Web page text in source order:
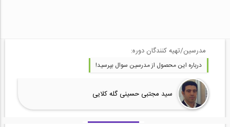
مدرسین/تهیه کنندگان دوره:
درباره این محصول از مدرسین سوال بپرسید!
سید مجتبی حسینی گله کلایی